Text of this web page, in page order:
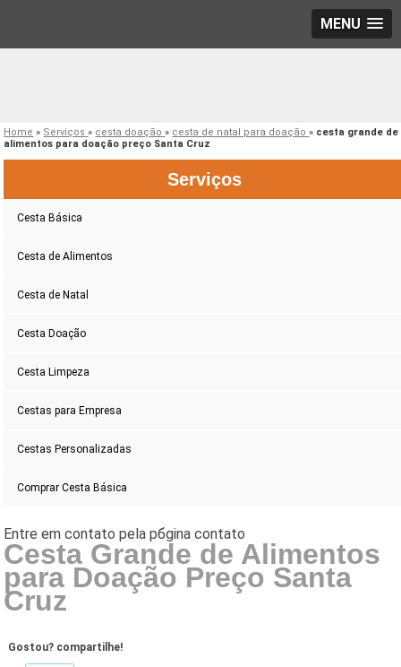
MENU
Home » Serviços» cesta doação» cesta de natal para doação» cesta grande de
alimentos para doação preço Santa Cruz
Serviços
Cesta Básica
Cesta de Alimentos
Cesta de Natal
Cesta Doação
Cesta Limpeza
Cestas para Empresa
Cestas Personalizadas
Comprar Cesta Básica
Cesta Grande de Alimentos
para Doação Preço Santa
Cruz
Gostou? compartilhe!